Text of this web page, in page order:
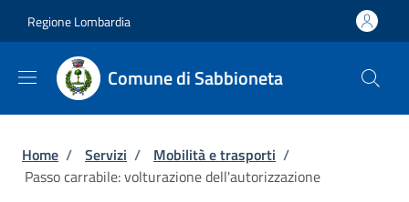
Regione Lombardia
Comune di Sabbioneta
Briciole di pane
Home / Servizi / Mobilità e trasporti /
Passo carrabile: volturazione dell'autorizzazione